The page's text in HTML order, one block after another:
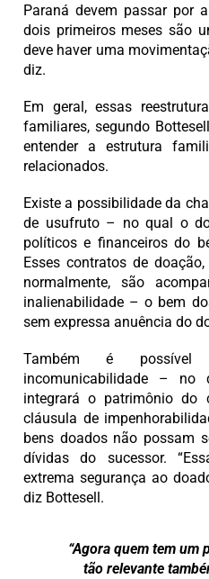
Paraná devem passar por
dois primeiros meses são
deve haver uma
diz.
Em geral, essas
familiares, segundo
entender a estrutura
relacionados.
Existe a possibilidade da
de usufruto – no qual o
políticos e financeiros do
Esses contratos de
normalmente, são
inalienabilidade – o bem
sem expressa anuência do
Também é
incomunicabilidade –
integrará o patrimônio do
cláusula de
bens doados não possam
dívidas do sucessor.
extrema segurança ao
diz Bottesell.
“Agora quem tem um
tão relevante